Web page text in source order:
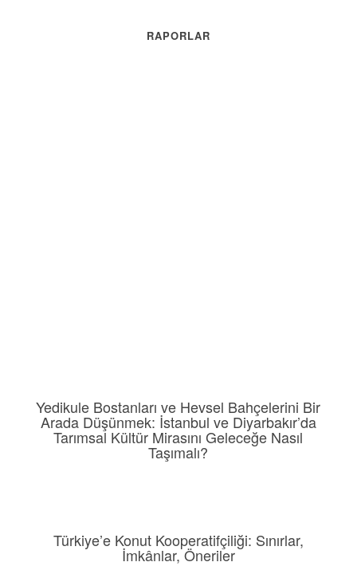
RAPORLAR
Yedikule Bostanları ve Hevsel Bahçelerini Bir
Arada Düşünmek: İstanbul ve Diyarbakır’da
Tarımsal Kültür Mirasını Geleceğe Nasıl
Taşımalı?
Türkiye’e Konut Kooperatifçiliği: Sınırlar,
İmkânlar, Öneriler